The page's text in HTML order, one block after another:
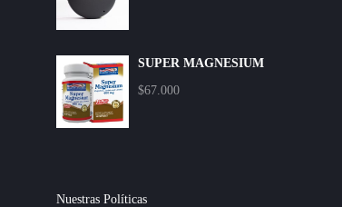
SUPER MAGNESIUM
$67.000
Nuestras Políticas